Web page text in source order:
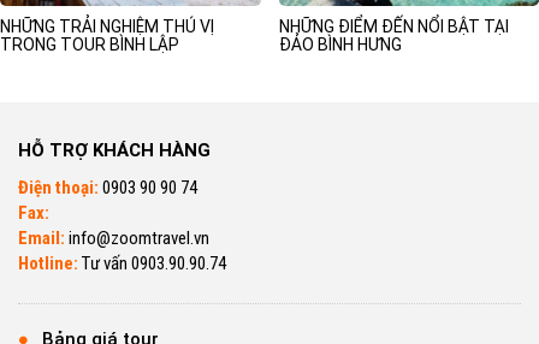
NHỮNG TRẢI NGHIỆM THÚ VỊ
TRONG TOUR BÌNH LẬP
NHỮNG ĐIỂM ĐẾN NỔI BẬT TẠI
ĐẢO BÌNH HƯNG
HỖ TRỢ KHÁCH HÀNG
Điện thoại: 0903 90 90 74
Fax:
Email: info@zoomtravel.vn
Hotline: Tư vấn 0903.90.90.74
Bảng giá tour